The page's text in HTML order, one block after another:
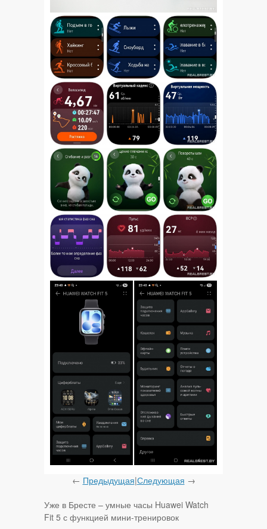
← Предыдущая|Следующая →
Уже в Бресте – умные часы Huawei Watch
Fit 5 с функцией мини-тренировок